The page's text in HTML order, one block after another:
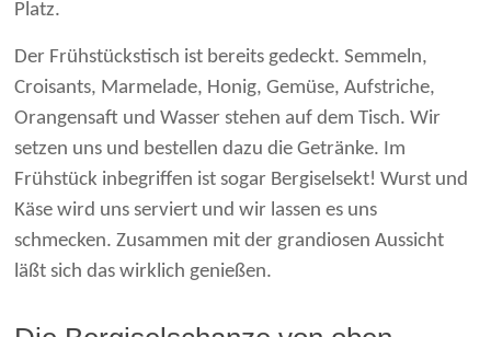
Platz.
Der Frühstückstisch ist bereits gedeckt. Semmeln,
Croisants, Marmelade, Honig, Gemüse, Aufstriche,
Orangensaft und Wasser stehen auf dem Tisch. Wir
setzen uns und bestellen dazu die Getränke. Im
Frühstück inbegriffen ist sogar Bergiselsekt! Wurst und
Käse wird uns serviert und wir lassen es uns
schmecken. Zusammen mit der grandiosen Aussicht
läßt sich das wirklich genießen.